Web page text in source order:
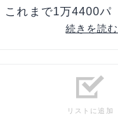
これまで1万4400パ
続きを読む
リストに追加